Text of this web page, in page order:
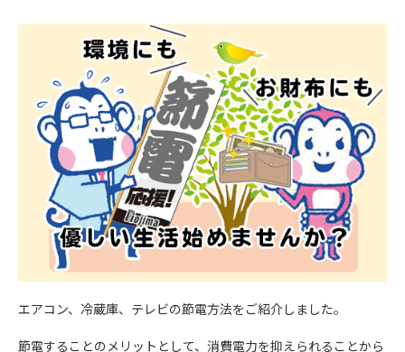
エアコン、冷蔵庫、テレビの節電方法をご紹介しました。
節電することのメリットとして、消費電力を抑えられることから